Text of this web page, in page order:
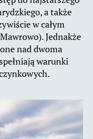
a także
w całym
Jednakże
nad dwoma
warunki